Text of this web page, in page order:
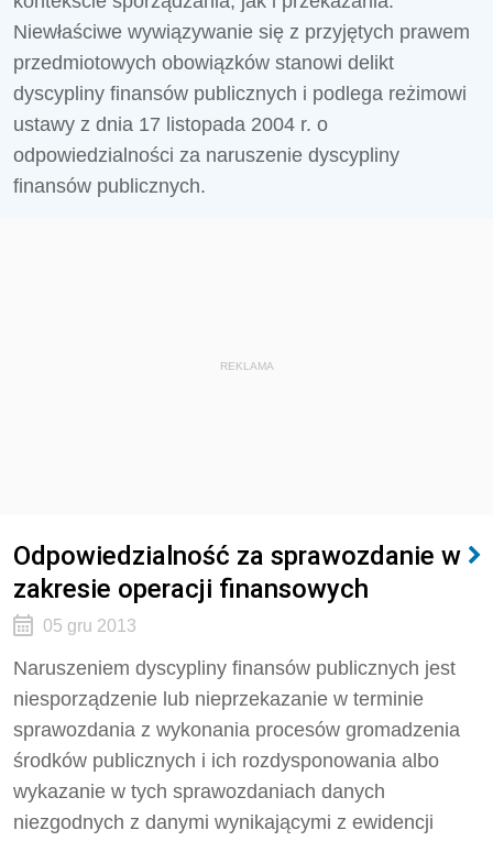
Niewłaściwe wywiązywanie się z przyjętych prawem
przedmiotowych obowiązków stanowi delikt
dyscypliny finansów publicznych i podlega reżimowi
ustawy z dnia 17 listopada 2004 r. o
odpowiedzialności za naruszenie dyscypliny
finansów publicznych.
REKLAMA
Odpowiedzialność za sprawozdanie w
zakresie operacji finansowych
05 gru 2013
Naruszeniem dyscypliny finansów publicznych jest
niesporządzenie lub nieprzekazanie w terminie
sprawozdania z wykonania procesów gromadzenia
środków publicznych i ich rozdysponowania albo
wykazanie w tych sprawozdaniach danych
niezgodnych z danymi wynikającymi z ewidencji